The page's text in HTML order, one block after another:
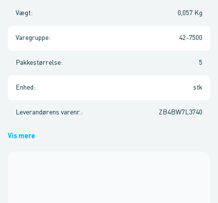
Vægt: 0,057 Kg
Varegruppe: 42-7500
Pakkestørrelse: 5
Enhed : stk
Leverandørens varenr. : ZB4BW7L3740
Vis mere